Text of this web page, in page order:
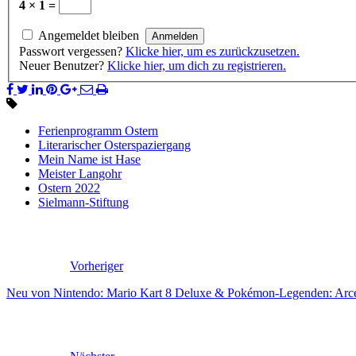
4 × 1 =
Angemeldet bleiben
Passwort vergessen? Klicke hier, um es zurückzusetzen.
Neuer Benutzer? Klicke hier, um dich zu registrieren.
Ferienprogramm Ostern
Literarischer Osterspaziergang
Mein Name ist Hase
Meister Langohr
Ostern 2022
Sielmann-Stiftung
Vorheriger
Neu von Nintendo: Mario Kart 8 Deluxe & Pokémon-Legenden: